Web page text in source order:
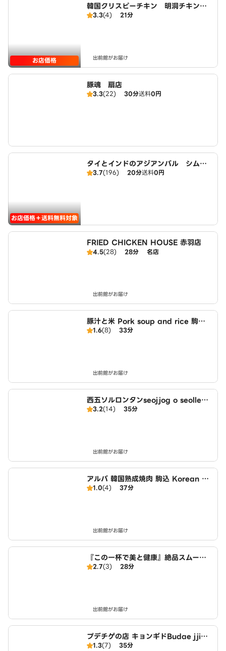
お店価格
韓国クリスピーチキン 明洞チキン
王子店 Korean Fried Chicken
3.3(4) 21分
出前館がお届け
豚魂 扇店
3.3(22) 30分送料0円
お店価格＋送料無料対象
タイとインドのアジアンバル シムラ
ン（池袋店） Indian Nepalese Re
3.7(196) 20分送料0円
FRIED CHICKEN HOUSE 赤羽店
4.5(28) 28分 名店
出前館がお届け
豚汁と米 Pork soup and rice 駒込
店1.6(8) 33分
出前館がお届け
西五ソルロンタンseojjog o seolleon
gtang 駒込店
3.2(14) 35分
出前館がお届け
アルバ 韓国熟成焼肉 駒込 Korean ag
ed yakiniku
1.0(4) 37分
出前館がお届け
『この一杯で美と健康』絶品スムージ
ー 麗飲 Beauty and Health in O2.7(3) 28分
出前館がお届け
プデチゲの店 キョンギドBudae jjiga
e specialty store Pudetige 駒込店
1.3(7) 35分